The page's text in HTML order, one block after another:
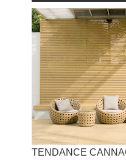
TENDANCE